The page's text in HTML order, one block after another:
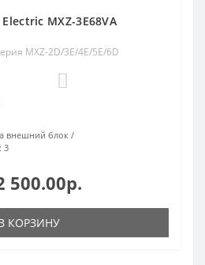
MXZ-3E68VA
MXZ-2D/3E/4E/5E/6D
внешний блок
3
500.00р.
КОРЗИНУ